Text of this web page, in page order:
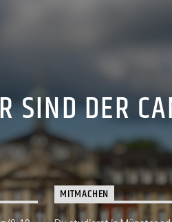
SIND DER
MITMACHEN